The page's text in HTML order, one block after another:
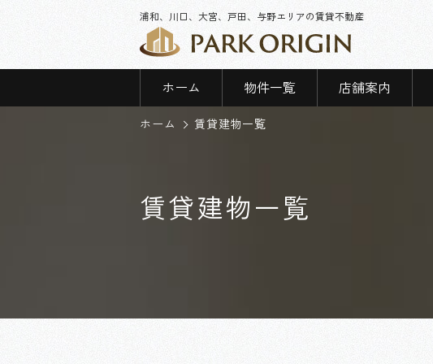
浦和、川口、大宮、戸田、与野エリアの賃貸不動産
ホーム 物件一覧 店舗案内
ホーム 賃貸建物一覧
賃貸建物一覧